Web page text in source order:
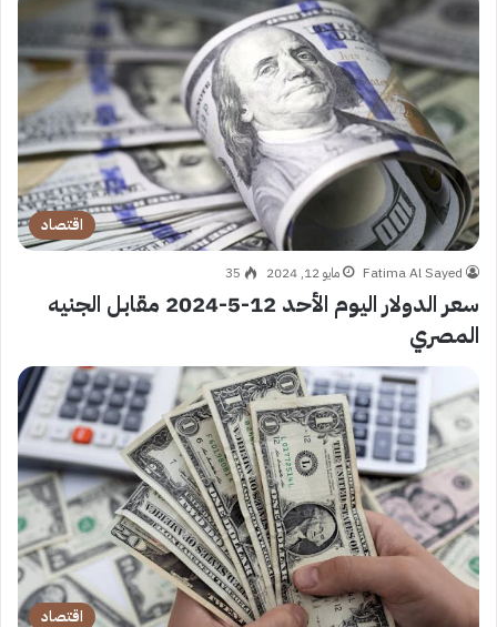
اقتصاد
Fatima Al Sayed مايو 12, 2024 35
سعر الدولار اليوم الأحد 12-5-2024 مقابل الجنيه
المصري
اقتصاد